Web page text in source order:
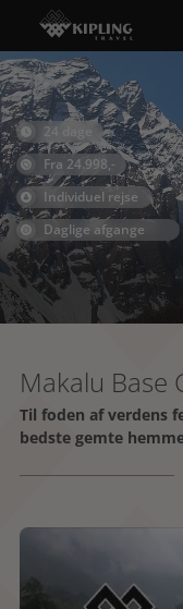
24 dage
Fra 24.998,-
Individuel rejse
Daglige afgange

Makalu Base
Til foden af verdens
bedste gemte